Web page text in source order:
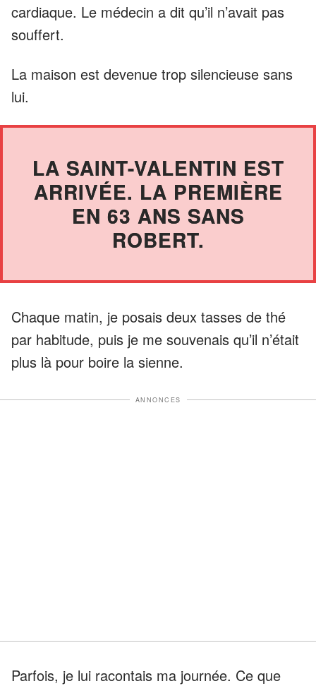
cardiaque. Le médecin a dit qu’il n’avait pas
souffert.
La maison est devenue trop silencieuse sans
lui.
LA SAINT-VALENTIN EST
ARRIVÉE. LA PREMIÈRE
EN 63 ANS SANS
ROBERT.
Chaque matin, je posais deux tasses de thé
par habitude, puis je me souvenais qu’il n’était
plus là pour boire la sienne.
ANNONCES
Parfois, je lui racontais ma journée. Ce que